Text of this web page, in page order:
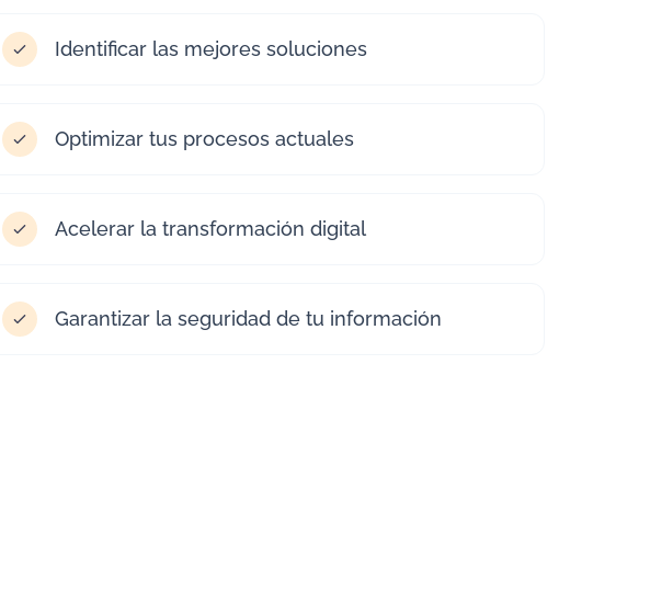
Identificar las mejores soluciones
Optimizar tus procesos actuales
Acelerar la transformación digital
Garantizar la seguridad de tu información